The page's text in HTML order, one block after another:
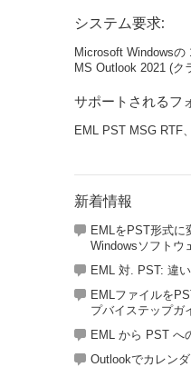
システム要求:
Microsoft Windowsの
MS Outlook 2021 (ク
サポートされるフ
EML PST MSG RTF
新着情報
EMLをPST形式に
Windowsソフトウ
EML 対. PST: 違
EMLファイルを
プバイステップガ
EML から PST へ
Outlookでカレン